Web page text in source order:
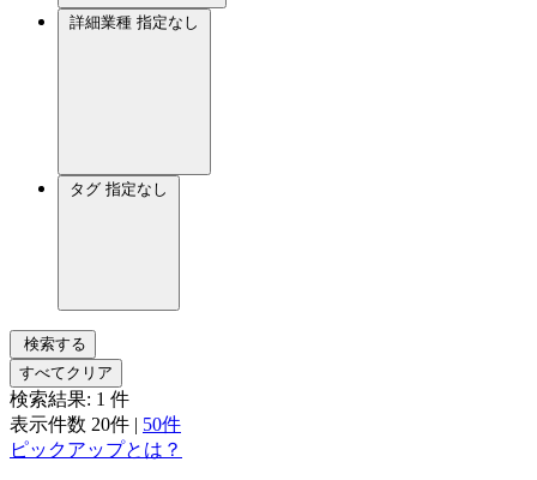
詳細業種 指定なし
タグ 指定なし
検索する
すべてクリア
検索結果: 1 件
表示件数 20件 | 50件
ピックアップとは？